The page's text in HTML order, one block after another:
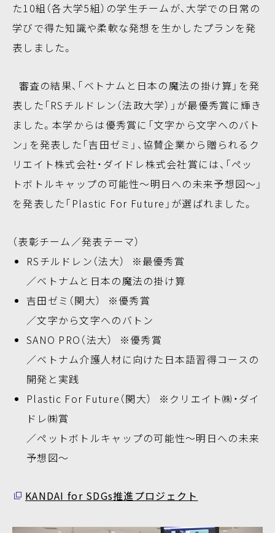
た10組（各大学5組）の学生チームが、大学での日常の
学びで得た知識や柔軟な発想を生かしたプランを発
表しました。
審査の結果、「ベトナムと日本の魔法の掛け算」を発
表した「RSチルドレン（法政大学）」が最優秀賞に輝き
ました。本学からは優秀賞に「文字から文字へのバト
ン」を発表した「吉田ゼミ」、協賛企業から贈られるク
リエイト株式会社・ダイドレ株式会社賞には、「ペッ
トボトルキャップの可能性～明日への未来予想図～」
を発表した「Plastic For Future」が選ばれました。
（表彰チーム／発表テーマ）
RSチルドレン（法大） ※最優秀賞
／ベトナムと日本の魔法の掛け算
吉田ゼミ（関大） ※優秀賞
／文字から文字へのバトン
SANO PRO（法大） ※優秀賞
／ベトナム介護人材に向けた日本語習得コースの
開発と実践
Plastic For Future（関大） ※クリエイト㈱・ダイ
ドレ㈱賞
／ペットボトルキャップの可能性～明日への未来
予想図～
KANDAI for SDGs推進プロジェクト